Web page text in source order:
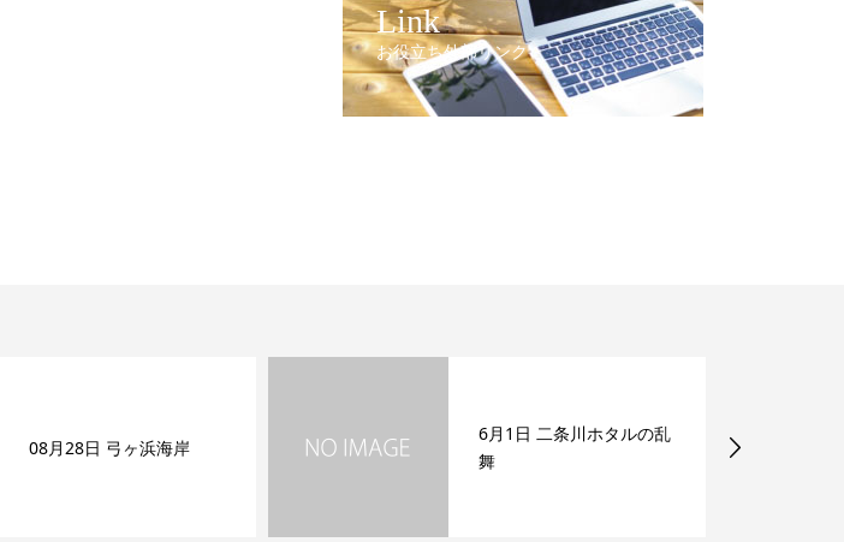
Link
お役立ち外部リンク
08月28日 弓ヶ浜海岸
6月1日 二条川ホタルの乱
舞